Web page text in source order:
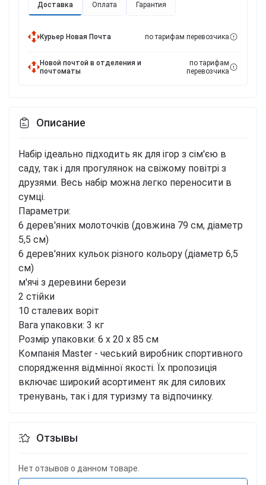
Доставка Оплата Гарантия
Курьер Новая Почта по тарифам перевозчика
Новой почтой в отделения и
почтоматы
по тарифам
перевозчика
Описание
Набір ідеально підходить як для ігор з сім'єю в
саду, так і для прогулянок на свіжому повітрі з
друзями. Весь набір можна легко переносити в
сумці.
Параметри:
6 дерев'яних молоточків (довжина 79 см, діаметр
5,5 см)
6 дерев'яних кульок різного кольору (діаметр 6,5
см)
м'ячі з деревини берези
2 стійки
10 сталевих воріт
Вага упаковки: 3 кг
Розмір упаковки: 6 x 20 x 85 см
Компанія Master - чеський виробник спортивного
спорядження відмінної якості. Їх пропозиція
включає широкий асортимент як для силових
тренувань, так і для туризму та відпочинку.
Отзывы
Нет отзывов о данном товаре.